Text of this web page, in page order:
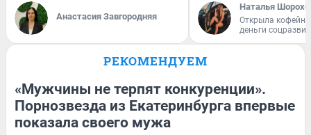
Анастасия Завгородняя
Наталья
Открыла
деньги
РЕКОМЕНДУЕМ
«Мужчины не терпят конкуренции».
Порнозвезда из Екатеринбурга впервые
показала своего мужа